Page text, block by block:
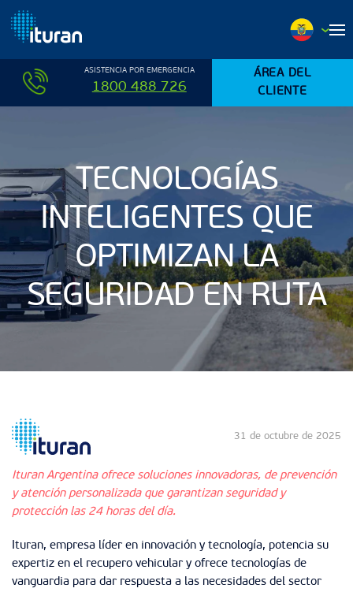
Ir al contenido principal
ASISTENCIA POR EMERGENCIA
1800 488 726
ÁREA DEL
CLIENTE
TECNOLOGÍAS
INTELIGENTES QUE
OPTIMIZAN LA
SEGURIDAD EN RUTA
31 de octubre de 2025
Ituran Argentina ofrece soluciones innovadoras, de prevención
y atención personalizada que garantizan seguridad y
protección las 24 horas del día.
Ituran, empresa líder en innovación y tecnología, potencia su
expertiz en el recupero vehicular y ofrece tecnologías de
vanguardia para dar respuesta a las necesidades del sector